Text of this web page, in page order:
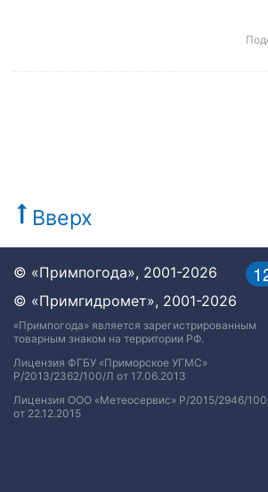
Вверх
© «Примпогода», 2001-2026
© «Примгидромет», 2001-2026
«Примпогода» является зарегистрированным
товарным знаком на территории РФ.
Лицензия ФГБУ «Приморское УГМС»
Р/2013/2362/100/Л от 17.06.2013
Лицензия ООО «Метеосервис» Р/2015/2946/
от 22.12.2015